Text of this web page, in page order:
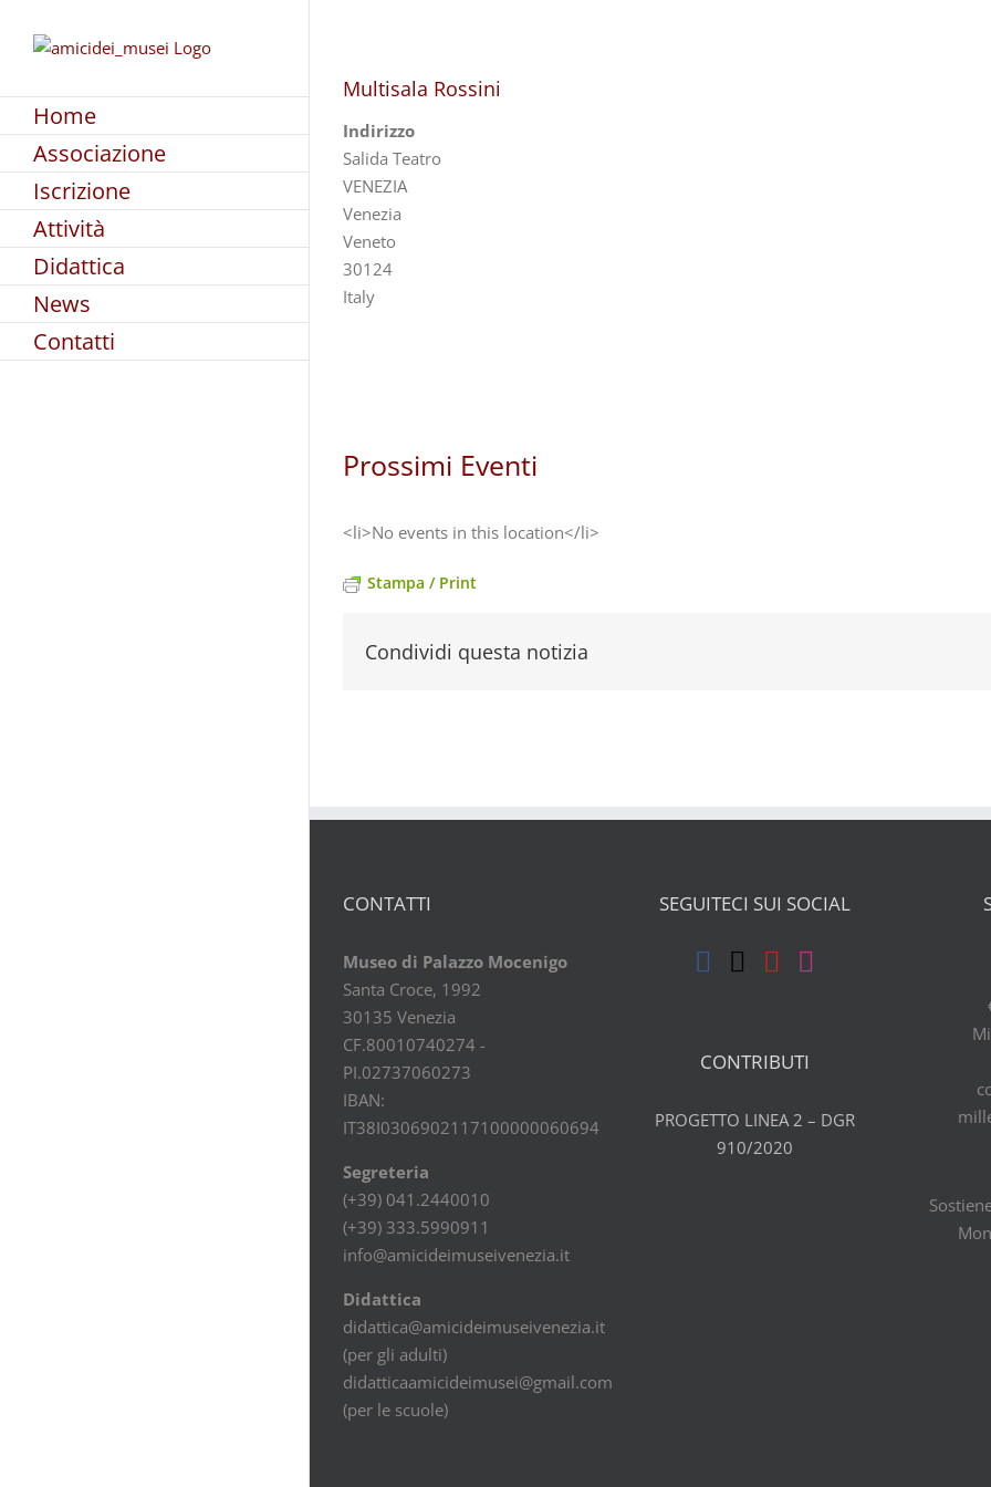
Home
Associazione
Iscrizione
Attività
Didattica
News
Contatti
Multisala Rossini
Indirizzo
Salida Teatro
VENEZIA
Venezia
Veneto
30124
Italy
Prossimi Eventi
<li>No events in this location</li>
Stampa / Print
Condividi questa notizia
CONTATTI
Museo di Palazzo Mocenigo
Santa Croce, 1992
30135 Venezia
CF.80010740274 -
PI.02737060273
IBAN:
IT38I0306902117100000060694
Segreteria
(+39) 041.2440010
(+39) 333.5990911
info@amicideimuseivenezia.it
Didattica
didattica@amicideimuseivenezia.it
(per gli adulti)
didatticaamicideimusei@gmail.com
(per le scuole)
SEGUITECI SUI SOCIAL
CONTRIBUTI
PROGETTO LINEA 2 – DGR
910/2020